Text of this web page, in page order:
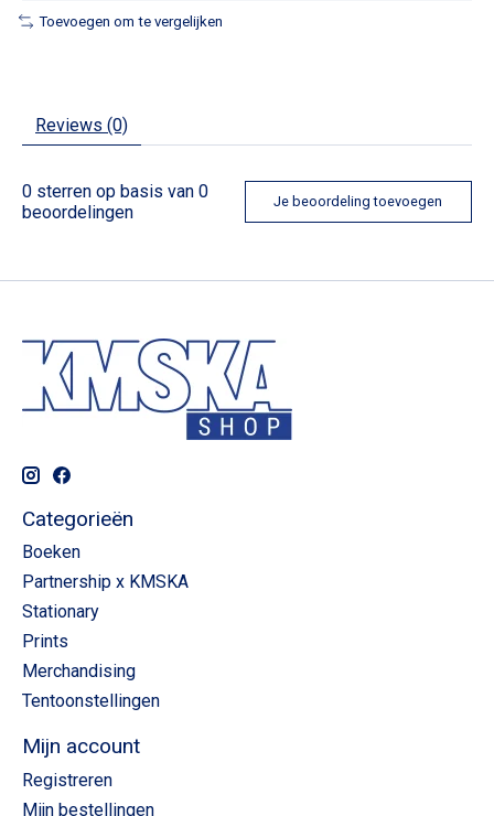
Toevoegen om te vergelijken
Reviews (0)
0 sterren op basis van 0
beoordelingen
Je beoordeling toevoegen
Categorieën
Boeken
Partnership x KMSKA
Stationary
Prints
Merchandising
Tentoonstellingen
Mijn account
Registreren
Mijn bestellingen